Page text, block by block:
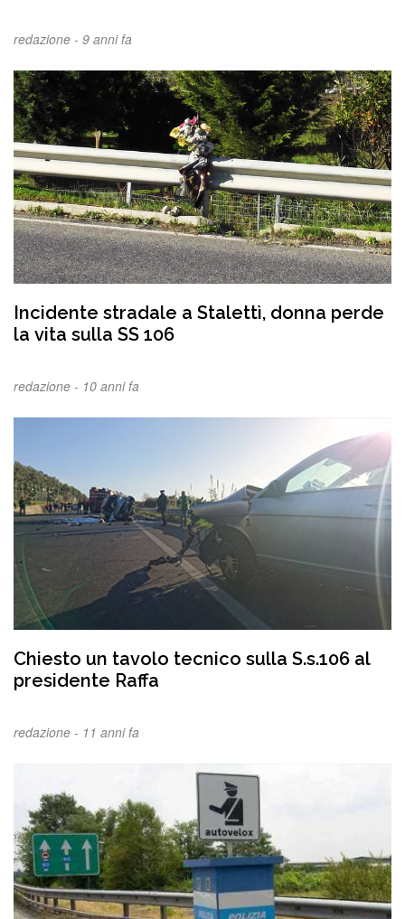
redazione - 9 anni fa
Incidente stradale a Stalettì, donna perde
la vita sulla SS 106
redazione - 10 anni fa
Chiesto un tavolo tecnico sulla S.s.106 al
presidente Raffa
redazione - 11 anni fa